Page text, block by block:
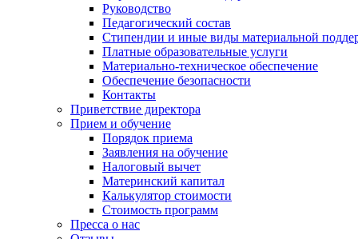
Руководство
Педагогический состав
Стипендии и иные виды материальной
Платные образовательные услуги
Материально-техническое обеспечение
Обеспечение безопасности
Контакты
Приветствие директора
Прием и обучение
Порядок приема
Заявления на обучение
Налоговый вычет
Материнский капитал
Калькулятор стоимости
Стоимость программ
Пресса о нас